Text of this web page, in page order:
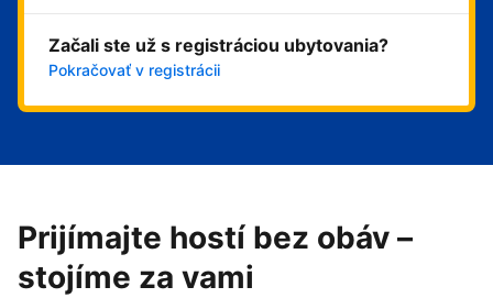
Začali ste už s registráciou ubytovania?
Pokračovať v registrácii
Prijímajte hostí bez obáv –
stojíme za vami